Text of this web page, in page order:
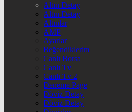
Altın Detay
Altın Detay
Altınlar
AMP
Ayarlar
Beğendiklerim
Canlı Borsa
Canlı Tv
Canlı Tv 2
Deneme Page
Döviz Detay
Döviz Detay